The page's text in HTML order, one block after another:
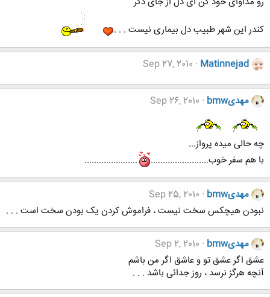
کندر این شهر طبیب دل بیماری نیست . . .
Matinnejad
Sep 27, 2010
مهدیbmw Sep 26, 2010
چه حالی میده پرواز...
با هم سفر خوب........................
......................
مهدیbmw
Sep 25, 2010
نبودن هیچکس سخت نیست ، فراموش کردن یک بودن سخت است . . .
مهدیbmw
Sep 2, 2010
عشق اگر عشق تو و عاشق اگر من باشم
آنچه هرگز نرسد ، روز جدائی باشد . . .